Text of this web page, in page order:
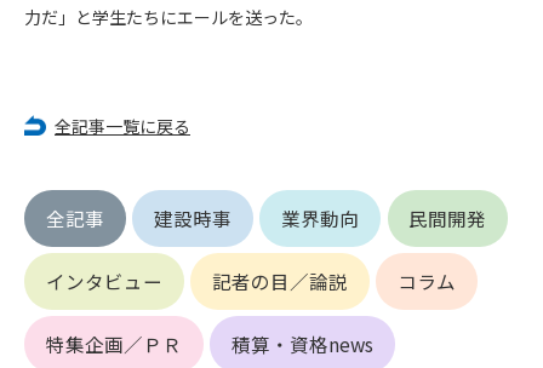
力だ」と学生たちにエールを送った。
全記事一覧に戻る
全記事 建設時事 業界動向 民間開発
インタビュー 記者の目／論説 コラム
特集企画／ＰＲ 積算・資格news
第6条（会員の禁止事項）
る行為
為
(3) 第三者または管理者を誹謗中傷する行為
(4) 有害なコンピュータプログラム等を送信又は書き込む行為
(5) 第三者に不利益を与える行為
(6) 管理者が承認していない営利を目的とした行為
(7) 公序良俗に反する行為
(8) 犯罪的行為に結びつく行為